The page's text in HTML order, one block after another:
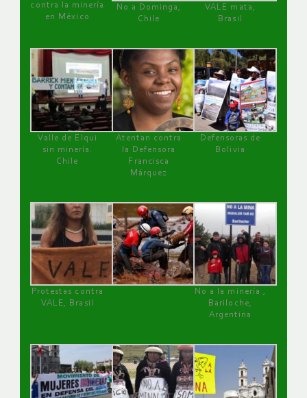
contra la minería
en México
No a Dominga,
Chile
VALE mata,
Brasil
Valle de Elqui
sin minería.
Chile
Atentan contra
la Defensora
Francisca
Márquez
Defensoras de
Bolivia
Protestas contra
VALE, Brasil
No a la minería ,
Bariloche,
Argentina